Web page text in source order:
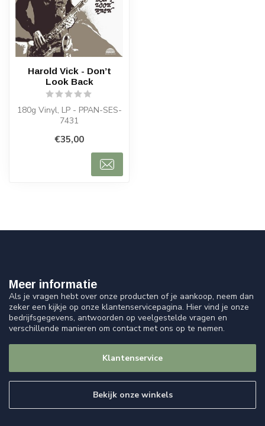
Harold Vick - Don’t
Look Back
180g Vinyl, LP - PPAN-SES-
7431
€35,00
Meer informatie
Als je vragen hebt over onze producten of je aankoop, neem dan
zeker een kijkje op onze klantenservicepagina. Hier vind je onze
bedrijfsgegevens, antwoorden op veelgestelde vragen en
verschillende manieren om contact met ons op te nemen.
Klantenservice
Bekijk onze winkels